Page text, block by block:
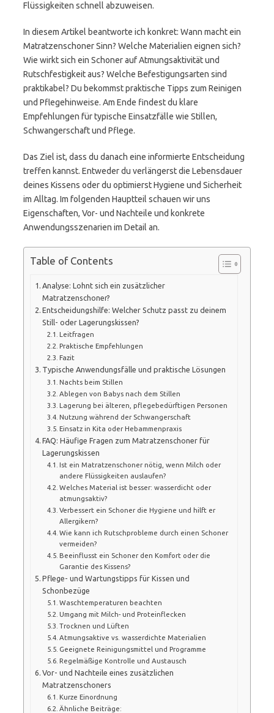
Flüssigkeiten schnell abzuweisen.
In diesem Artikel beantworte ich konkret: Wann macht ein
Matratzenschoner Sinn? Welche Materialien eignen sich?
Wie wirkt sich ein Schoner auf Atmungsaktivität und
Rutschfestigkeit aus? Welche Befestigungsarten sind
praktikabel? Du bekommst praktische Tipps zum Reinigen
und Pflegehinweise. Am Ende findest du klare
Empfehlungen für typische Einsatzfälle wie Stillen,
Schwangerschaft und Pflege.
Das Ziel ist, dass du danach eine informierte Entscheidung
treffen kannst. Entweder du verlängerst die Lebensdauer
deines Kissens oder du optimierst Hygiene und Sicherheit
im Alltag. Im folgenden Hauptteil schauen wir uns
Eigenschaften, Vor- und Nachteile und konkrete
Anwendungsszenarien im Detail an.
Table of Contents
Analyse: Lohnt sich ein zusätzlicher
Matratzenschoner?
Entscheidungshilfe: Welcher Schutz passt zu deinem
Still- oder Lagerungskissen?
Leitfragen
Praktische Empfehlungen
Fazit
Typische Anwendungsfälle und praktische Lösungen
Nachts beim Stillen
Ablegen von Babys nach dem Stillen
Lagerung bei älteren, pflegebedürftigen Personen
Nutzung während der Schwangerschaft
Einsatz in Kita oder Hebammenpraxis
FAQ: Häufige Fragen zum Matratzenschoner für
Lagerungskissen
Ist ein Matratzenschoner nötig, wenn Milch oder
andere Flüssigkeiten auslaufen?
Welches Material ist besser: wasserdicht oder
atmungsaktiv?
Verbessert ein Schoner die Hygiene und hilft er
Allergikern?
Wie kann ich Rutschprobleme durch einen Schoner
vermeiden?
Beeinflusst ein Schoner den Komfort oder die
Garantie des Kissens?
Pflege- und Wartungstipps für Kissen und
Schonbezüge
Waschtemperaturen beachten
Umgang mit Milch- und Proteinflecken
Trocknen und Lüften
Atmungsaktive vs. wasserdichte Materialien
Geeignete Reinigungsmittel und Programme
Regelmäßige Kontrolle und Austausch
Vor- und Nachteile eines zusätzlichen
Matratzenschoners
Kurze Einordnung
Ähnliche Beiträge: